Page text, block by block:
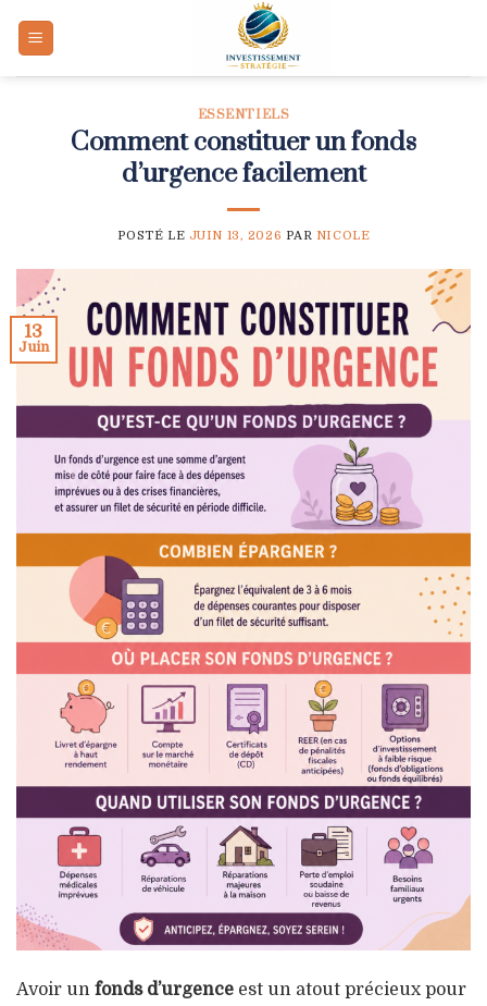
ESSENTIELS
Comment constituer un fonds
d’urgence facilement
POSTÉ LE JUIN 13, 2026 PAR NICOLE
13
Juin
Avoir un fonds d’urgence est un atout précieux pour